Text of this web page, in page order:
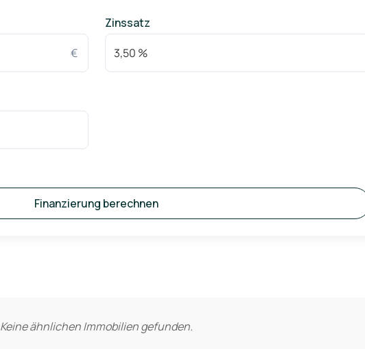
€
Zinssatz
Finanzierung berechnen
Keine ähnlichen Immobilien gefunden.